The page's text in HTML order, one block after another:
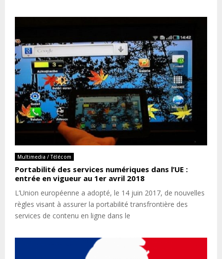
Multimedia / Télécom
Portabilité des services numériques dans l’UE :
entrée en vigueur au 1er avril 2018
L’Union européenne a adopté, le 14 juin 2017, de nouvelles
règles visant à assurer la portabilité transfrontière des
services de contenu en ligne dans le